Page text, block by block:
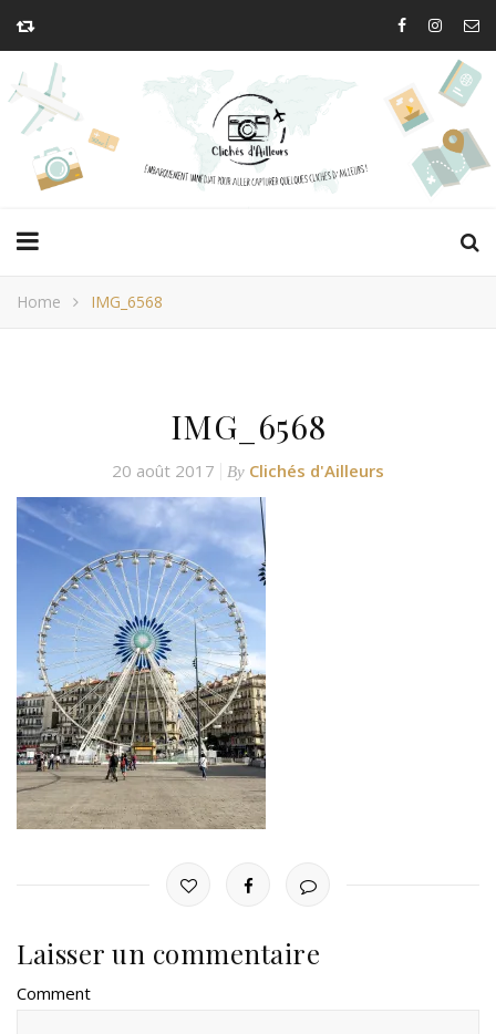
Home IMG_6568
IMG_6568
20 août 2017 By Clichés d'Ailleurs
Laisser un commentaire
Comment